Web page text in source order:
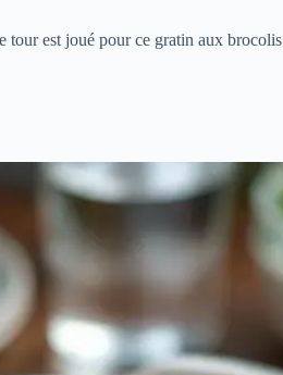
tour est joué pour ce gratin aux brocolis